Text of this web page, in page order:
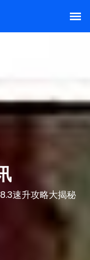
速升攻略大揭秘